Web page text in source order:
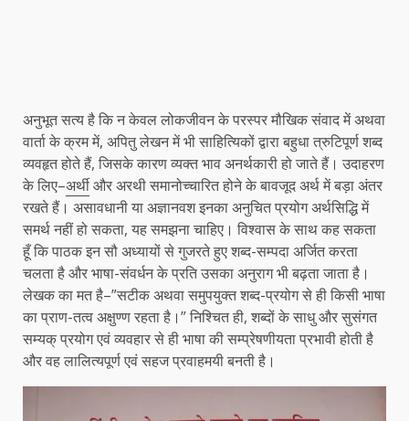
अनुभूत सत्य है कि न केवल लोकजीवन के परस्पर मौखिक संवाद में अथवा
वार्ता के क्रम में, अपितु लेखन में भी साहित्यिकों द्वारा बहुधा त्रुटिपूर्ण शब्द
व्यवहृत होते हैं, जिसके कारण व्यक्त भाव अनर्थकारी हो जाते हैं। उदाहरण
के लिए–अर्थीऔर अरथी समानोच्चारित होने के बावजूद अर्थ में बड़ा अंतर
रखते हैं। असावधानी या अज्ञानवश इनका अनुचित प्रयोग अर्थसिद्धि में
समर्थ नहीं हो सकता, यह समझना चाहिए। विश्वास के साथ कह सकता
हूँ कि पाठक इन सौ अध्यायों से गुजरते हुए शब्द-सम्पदा अर्जित करता
चलता है और भाषा-संवर्धन के प्रति उसका अनुराग भी बढ़ता जाता है।
लेखक का मत है–”सटीक अथवा समुपयुक्त शब्द-प्रयोग से ही किसी भाषा
का प्राण-तत्व अक्षुण्ण रहता है।” निश्चित ही, शब्दों के साधु और सुसंगत
सम्यक् प्रयोग एवं व्यवहार से ही भाषा की सम्प्रेषणीयता प्रभावी होती है
और वह लालित्यपूर्ण एवं सहज प्रवाहमयी बनती है।